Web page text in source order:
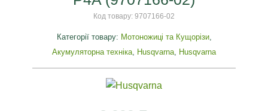
Код товару: 9707166-02
Категорії товару: Мотоножиці та Кущорізи,
Акумуляторна техніка
Husqvarna Husqvarna